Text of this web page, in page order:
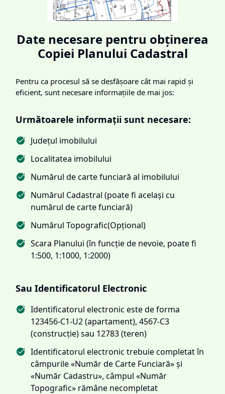
Date necesare pentru obținerea
Copiei Planului Cadastral
Pentru ca procesul să se desfășoare cât mai rapid și
eficient, sunt necesare informațiile de mai jos:
Următoarele informații sunt necesare:
Județul imobilului
Localitatea imobilului
Numărul de carte funciară al imobilului
Numărul Cadastral (poate fi același cu
numărul de carte funciară)
Numărul Topografic(Opțional)
Scara Planului (în funcție de nevoie, poate fi
1:500, 1:1000, 1:2000)
Sau Identificatorul Electronic
Identificatorul electronic este de forma
123456-C1-U2 (apartament), 4567-C3
(construcție) sau 12783 (teren)
Identificatorul electronic trebuie completat în
câmpurile «Număr de Carte Funciară» și
«Număr Cadastru», câmpul «Număr
Topografic» rămâne necompletat